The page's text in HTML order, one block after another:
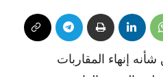
إنهاء المقاربات